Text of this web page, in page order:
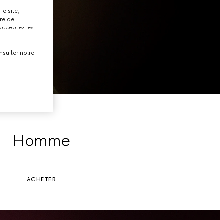
Homme
ACHETER
site,
de
les
notre